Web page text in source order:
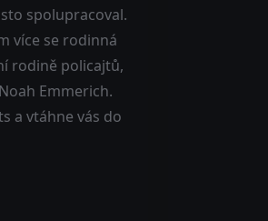
spolupracoval.
více se rodinná
rodině policajtů,
Emmerich.
a vtáhne vás do